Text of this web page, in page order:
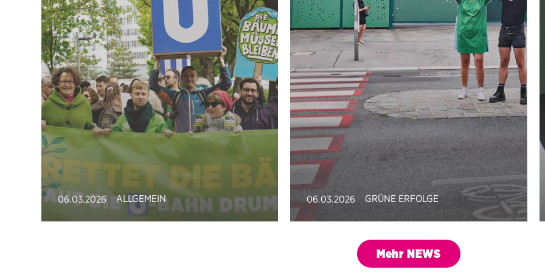
06.03.2026 ALLGEMEIN 06.03.2026 GRÜNE ERFOLGE
Mehr NEWS